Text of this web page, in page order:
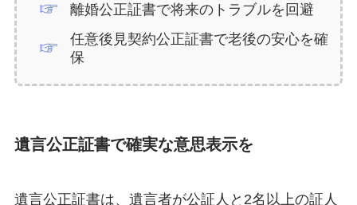
離婚公正証書で将来のトラブルを回避
任意後見契約公正証書で老後の安心を確
保
遺言公正証書で確実な意思表示を
遺言公正証書は、遺言者が公証人と2名以上の証人